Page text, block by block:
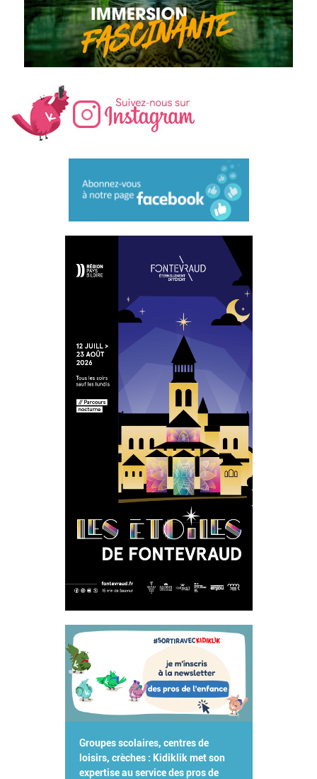
Groupes scolaires, centres de
loisirs, crèches : Kidiklik met son
expertise au service des pros de